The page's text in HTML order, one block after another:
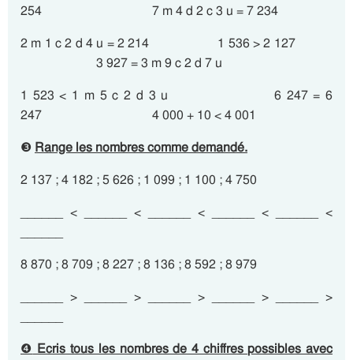
254 7 m 4 d 2 c 3 u = 7 234
2 m 1 c 2 d 4 u = 2 214 1 536 > 2 127
3 927 = 3 m 9 c 2 d 7 u
1 523 < 1 m 5 c 2 d 3 u 6 247 = 6
247 4 000 + 10 < 4 001
❸ Range les nombres comme demandé.
2 137 ; 4 182 ; 5 626 ; 1 099 ; 1 100 ; 4 750
______ < ______ < ______ < ______ < ______ <
8 870 ; 8 709 ; 8 227 ; 8 136 ; 8 592 ; 8 979
______ > ______ > ______ > ______ > ______ >
❹ Ecris tous les nombres de 4 chiffres possibles avec